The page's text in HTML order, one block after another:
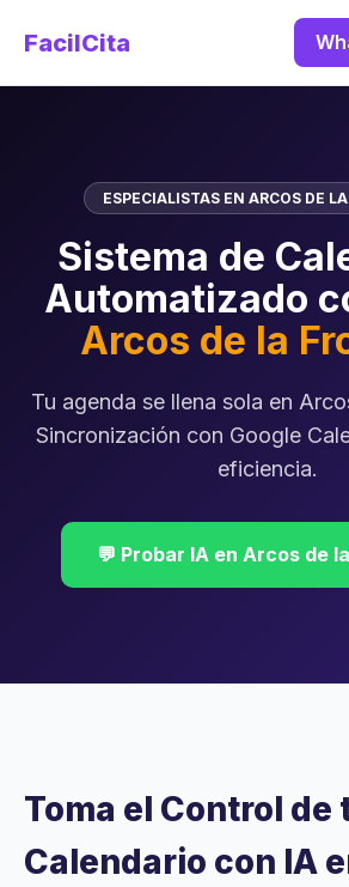
FacilCita
ESPECIALISTAS EN ARCOS DE
Sistema de
Automatizado
Arcos de la
Tu agenda se llena sola en
Sincronización con Google
eficiencia.
💬 Probar IA en Arcos de
Toma el Control de
Calendario con IA